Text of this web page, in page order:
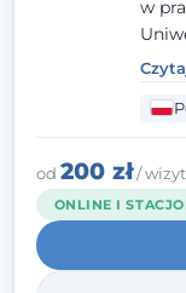
w
od 200 zł/
ONLINE I